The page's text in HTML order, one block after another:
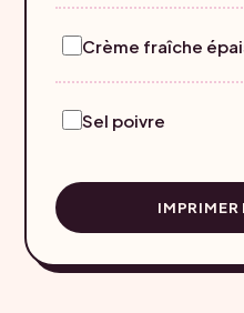
Crème fraîche
Sel poivre
IMPRIMER